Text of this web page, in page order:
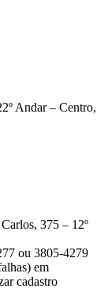
Andar – Centro,
375 – 12º
ou 3805-4279
em
cadastro